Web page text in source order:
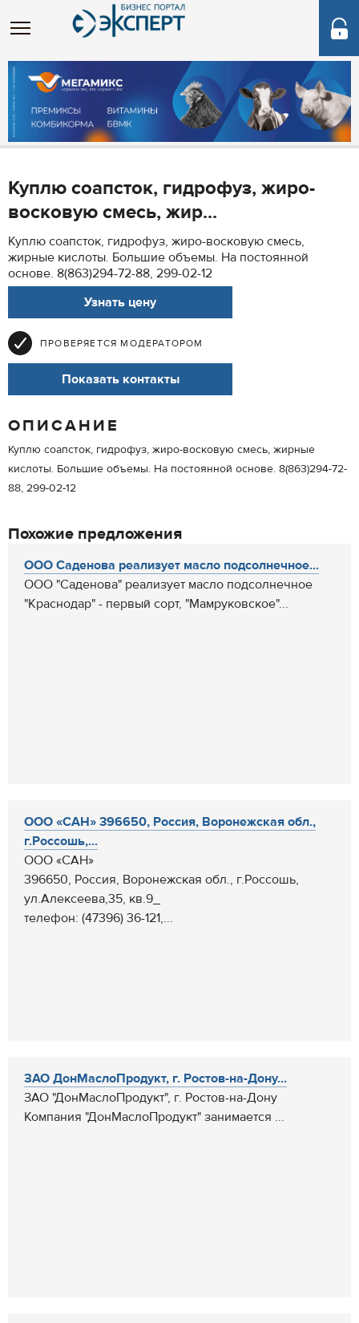
Куплю соапсток, гидрофуз, жиро-
восковую смесь, жир...
Куплю соапсток, гидрофуз, жиро-восковую смесь,
жирные кислоты. Большие объемы. На постоянной
основе. 8(863)294-72-88, 299-02-12
Узнать цену
ПРОВЕРЯЕТСЯ МОДЕРАТОРОМ
Показать контакты
ОПИСАНИЕ
Куплю соапсток, гидрофуз, жиро-восковую смесь, жирные
кислоты. Большие объемы. На постоянной основе. 8(863)294-72-
88, 299-02-12
Похожие предложения
ООО Саденова реализует масло подсолнечное...
ООО "Саденова" реализует масло подсолнечное
"Краснодар" - первый сорт, "Мамруковское"...
ООО «САН» 396650, Россия, Воронежская обл.,
г.Россошь,...
ООО «САН»
396650, Россия, Воронежская обл., г.Россошь,
ул.Алексеева,35, кв.9_
телефон: (47396) 36-121,...
ЗАО ДонМаслоПродукт, г. Ростов-на-Дону...
ЗАО "ДонМаслоПродукт", г. Ростов-на-Дону
Компания "ДонМаслоПродукт" занимается ...